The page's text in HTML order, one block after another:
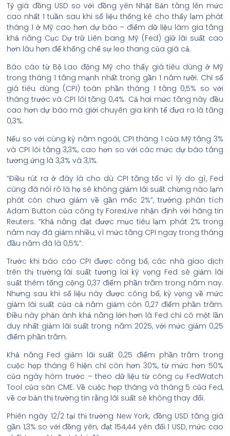
Tỷ giá đồng USD so với đồng yên Nhật Bản tăng lên mức
cao nhất 1 tuần sau khi số liệu thống kê cho thấy lạm phát
tháng 1 ở Mỹ cao hơn dự báo – điểm dữ liệu làm gia tăng
khả năng Cục Dự trữ Liên bang Mỹ (Fed) giữ lãi suất cao
hơn lâu hơn để khống chế sự leo thang của giá cả.
Báo cáo từ Bộ Lao động Mỹ cho thấy giá tiêu dùng ở Mỹ
trong tháng 1 tăng mạnh nhất trong gần 1 năm rưỡi. Chỉ số
giá tiêu dùng (CPI) toàn phần tháng 1 tăng 0,5% so với
tháng trước và CPI lõi tăng 0,4%. Cả hai mức tăng này đều
cao hơn dự báo mà giới chuyên gia kinh tế đưa ra là tăng
0,3%.
Nếu so với cùng kỳ năm ngoái, CPI tháng 1 của Mỹ tăng 3%
và CPI lõi tăng 3,3%, cao hơn so với các mức dự báo tăng
tương ứng là 3,3% và 3,1%.
“Điều rút ra ở đây là cho dù CPI tăng tốc vì lý do gì, Fed
cũng đã nói rõ là họ sẽ không giảm lãi suất chừng nào lạm
phát còn chưa giảm về gần mốc 2%”, trưởng phân tích
Adam Button của công ty ForexLive nhận định với hãng tin
Reuters. “Khả năng đạt được mục tiêu lạm phát 2% trong
năm nay đã giảm nhiều, vì mức tăng CPI ngay trong tháng
đầu năm đã là 0,5%”.
Trước khi báo cáo CPI được công bố, các nhà giao dịch
trên thị trường lãi suất tương lai kỳ vọng Fed sẽ giảm lãi
suất thêm tổng cộng 0,37 điểm phần trăm trong năm nay.
Nhưng sau khi số liệu này được công bố, kỳ vọng về mức
giảm lãi suất của cả năm giảm còn 0,27 điểm phần trăm.
Điều này phản ánh khả năng lớn hơn là Fed chỉ có một lần
duy nhất giảm lãi suất trong năm 2025, với mức giảm 0,25
điểm phần trăm.
Khả năng Fed giảm lãi suất 0,25 điểm phần trăm trong
cuộc họp tháng 6 hiện chỉ còn hơn 30%, từ mức hơn 50%
của ngày hôm trước – theo dữ liệu từ công cụ FedWatch
Tool của sàn CME. Về cuộc họp tháng và tháng 5 của Fed,
về cơ bản thị trường tin rằng lãi suất sẽ không thay đổi.
Phiên ngày 12/2 tại thị trường New York, đồng USD tăng giá
gần 1,3% so với đồng yên, đạt 154,44 yên đổi 1 USD, mức cao